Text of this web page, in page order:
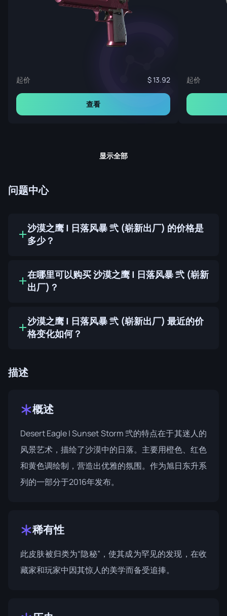
起价 13.92
查看
起价
显示全部
问题中心
沙漠之鹰 | 日落风暴 弐 (崭新出厂) 的价格是
多少？
在哪里可以购买 沙漠之鹰 | 日落风暴 弐 (崭新
出厂)？
沙漠之鹰 | 日落风暴 弐 (崭新出厂) 最近的价
格变化如何？
描述
概述
Desert Eagle | Sunset Storm 弐的特点在于其迷人的
风景艺术，描绘了沙漠中的日落。主要用橙色、红色
和黄色调绘制，营造出优雅的氛围。作为旭日东升系
列的一部分于2016年发布。
稀有性
此皮肤被归类为“隐秘”，使其成为罕见的发现，在收
藏家和玩家中因其惊人的美学而备受追捧。